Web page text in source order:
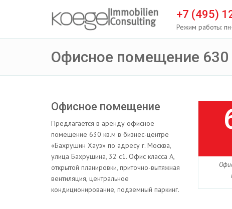
+7 (495)
Режим работы:
Офисное помещение 630
Офисное помещение
Предлагается в аренду офисное
помещение 630 кв.м в бизнес-центре
«Бахрушин Хауз» по адресу г. Москва,
улица Бахрушина, 32 с1. Офис класса А,
открытой планировки, приточно-вытяжная
вентиляция, центральное
кондиционирование, подземный паркинг.